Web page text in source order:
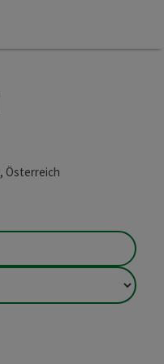
Österreich